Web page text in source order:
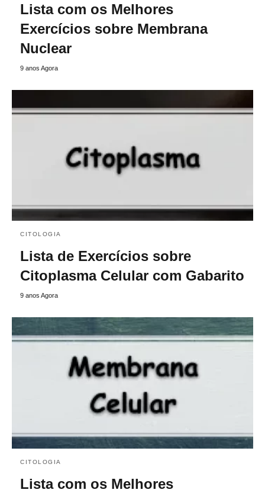
Lista com os Melhores
Exercícios sobre Membrana
Nuclear
9 anos Agora
CITOLOGIA
Lista de Exercícios sobre
Citoplasma Celular com Gabarito
9 anos Agora
CITOLOGIA
Lista com os Melhores